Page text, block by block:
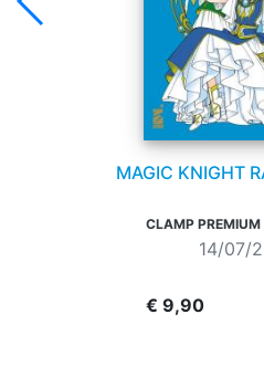
MAGIC KNIGHT
CLAMP PREMIUM
14/07/
€ 9,90